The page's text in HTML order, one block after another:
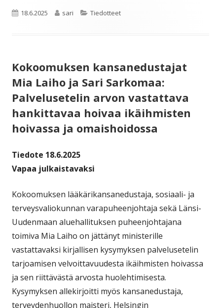
Julkaistu
18.6.2025 Kirjoittaja
sari Kategoriat
Tiedotteet
Kokoomuksen kansanedustajat
Mia Laiho ja Sari Sarkomaa:
Palvelusetelin arvon vastattava
hankittavaa hoivaa ikäihmisten
hoivassa ja omaishoidossa
Tiedote 18.6.2025
Vapaa julkaistavaksi
Kokoomuksen lääkärikansanedustaja, sosiaali- ja
terveysvaliokunnan varapuheenjohtaja sekä Länsi-
Uudenmaan aluehallituksen puheenjohtajana
toimiva Mia Laiho on jättänyt ministerille
vastattavaksi kirjallisen kysymyksen palvelusetelin
tarjoamisen velvoittavuudesta ikäihmisten hoivassa
ja sen riittävästä arvosta huolehtimisesta.
Kysymyksen allekirjoitti myös kansanedustaja,
terveydenhuollon maisteri, Helsingin